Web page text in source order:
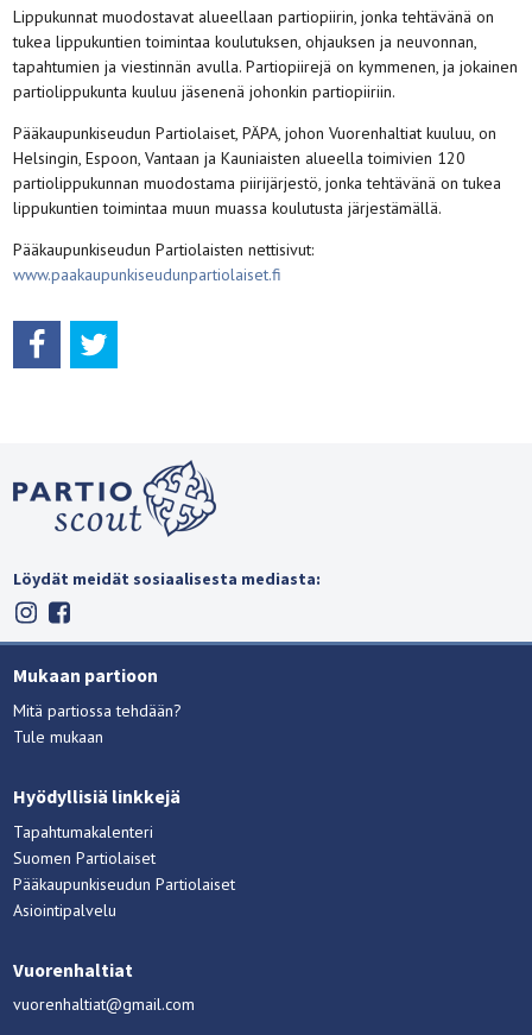
Lippukunnat muodostavat alueellaan partiopiirin, jonka tehtävänä on
tukea lippukuntien toimintaa koulutuksen, ohjauksen ja neuvonnan,
tapahtumien ja viestinnän avulla. Partiopiirejä on kymmenen, ja jokainen
partiolippukunta kuuluu jäsenenä johonkin partiopiiriin.
Pääkaupunkiseudun Partiolaiset, PÄPA, johon Vuorenhaltiat kuuluu, on
Helsingin, Espoon, Vantaan ja Kauniaisten alueella toimivien 120
partiolippukunnan muodostama piirijärjestö, jonka tehtävänä on tukea
lippukuntien toimintaa muun muassa koulutusta järjestämällä.
Pääkaupunkiseudun Partiolaisten nettisivut:
www.paakaupunkiseudunpartiolaiset.fi
Löydät meidät sosiaalisesta mediasta:
Mukaan partioon
Mitä partiossa tehdään?
Tule mukaan
Hyödyllisiä linkkejä
Tapahtumakalenteri
Suomen Partiolaiset
Pääkaupunkiseudun Partiolaiset
Asiointipalvelu
Vuorenhaltiat
vuorenhaltiat@gmail.com